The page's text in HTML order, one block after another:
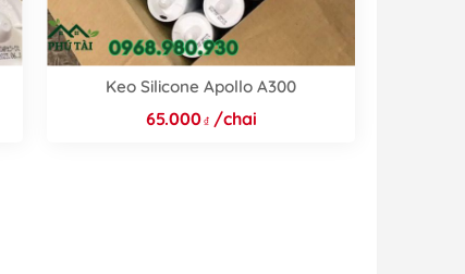
Keo Silicone Apollo A300
65.000 /chai